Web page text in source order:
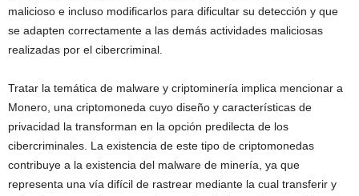
malicioso e incluso modificarlos para dificultar su detección y que
se adapten correctamente a las demás actividades maliciosas
realizadas por el cibercriminal.
Tratar la temática de malware y criptominería implica mencionar a
Monero, una criptomoneda cuyo diseño y características de
privacidad la transforman en la opción predilecta de los
cibercriminales. La existencia de este tipo de criptomonedas
contribuye a la existencia del malware de minería, ya que
representa una vía difícil de rastrear mediante la cual transferir y